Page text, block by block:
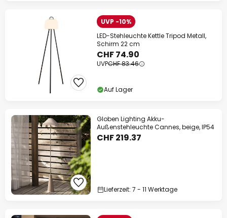
UVP -10%
LED-Stehleuchte Kettle Tripod Metall,
Schirm 22 cm
CHF 74.90
UVPCHF 83.46
Auf Lager
Globen Lighting Akku-
Außenstehleuchte Cannes, beige, IP54
CHF 219.37
Lieferzeit: 7 - 11 Werktage